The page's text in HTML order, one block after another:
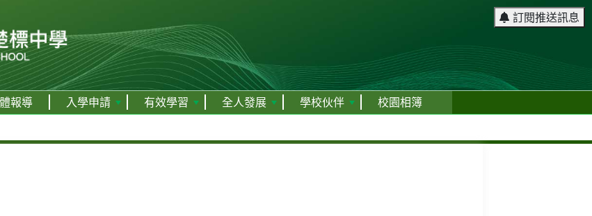
訂閱推送訊息
報導 入學申請 有效學習 全人發展 學校伙伴 校園相簿